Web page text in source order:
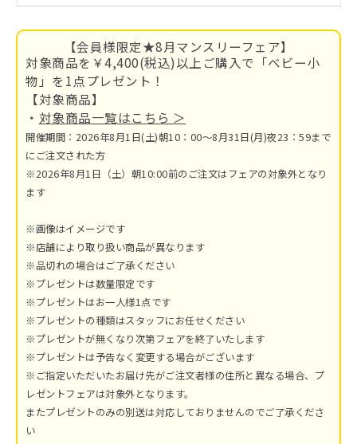
【会員様限定★8月マンスリーフェア】
対象商品を￥4,400(税込)以上ご購入で「ベビー小
物」を1点プレゼント！
【対象商品】
・ 対象商品一覧はこちら ＞
開催期間：2026年8月1日(土)朝10：00～8月31日(月)夜23：59まで
にご注文された方
※2026年8月1日（土）朝10:00前のご注文はフェアの対象外となり
ます
※画像はイメージです
※店舗により取り扱い商品が異なります
※品切れの場合はご了承ください
※プレゼントは数量限定です
※プレゼントはお一人様1点です
※プレゼントの種類はスタッフにお任せください
※プレゼントが無くなり次第フェアを終了いたします
※プレゼントは予告なく変更する場合がございます
※ご指定いただいたお届け先がご注文者様の住所と異なる場合、プ
レゼントフェアは対象外となります。
またプレゼントのみの別送は対応しておりませんのでご了承くださ
い